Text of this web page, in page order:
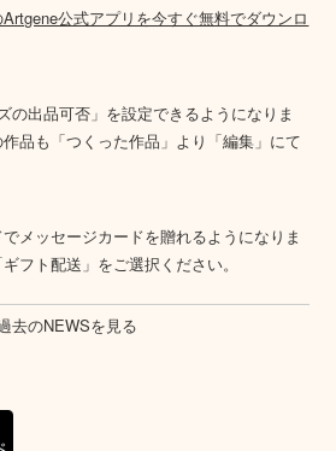
公式アプリを今すぐ無料でダウンロ
の出品可否」を設定できるようになりま
品も「つくった作品」より「編集」にて
メッセージカードを贈れるようになりま
フト配送」をご選択ください。
去のNEWSを見る